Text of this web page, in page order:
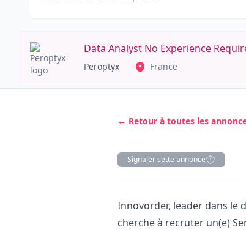
Data Analyst No Experience
Peroptyx France
← Retour à toutes les
Signaler cette annonce
Description
Innovorder, leader dans le
cherche à recruter un(e)